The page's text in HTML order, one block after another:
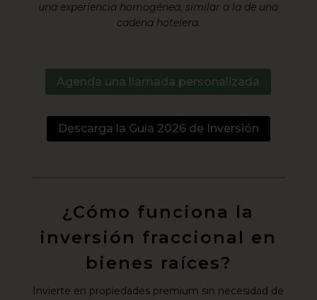
una experiencia homogénea, similar a la de una
cadena hotelera.
Agenda una llamada personalizada
Descarga la Guía 2026 de Inversión
¿Cómo funciona la
inversión fraccional en
bienes raíces?
Invierte en propiedades premium sin necesidad de